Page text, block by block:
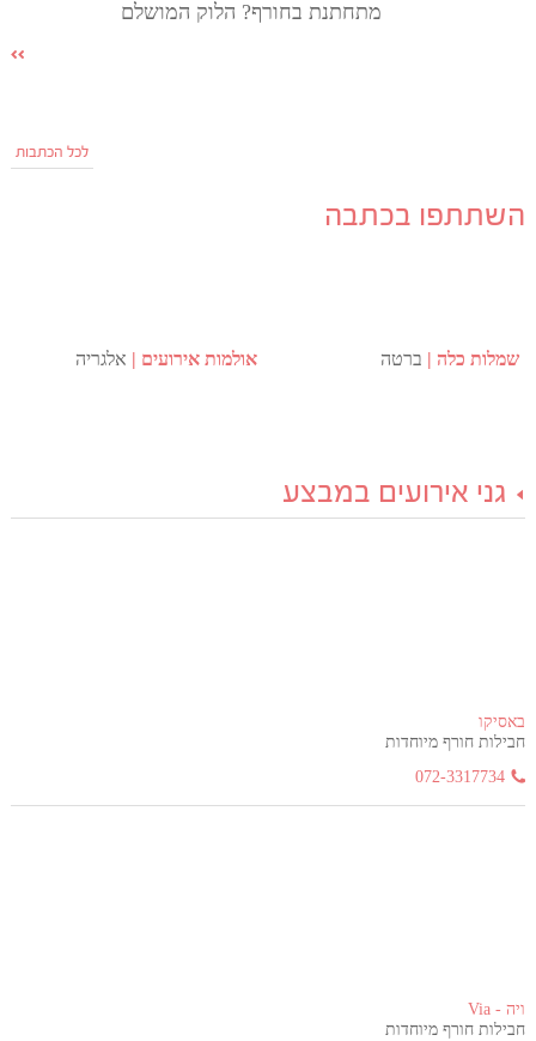
מתחתנת בחורף? הלוק המושלם
לכל הכתבות
השתתפו בכתבה
שמלות כלה ברטה אולמות אירועים אלגריה
גני אירועים במבצע
באסיקו
חבילות חורף מיוחדות
072-3317734
ויה - Via
חבילות חורף מיוחדות